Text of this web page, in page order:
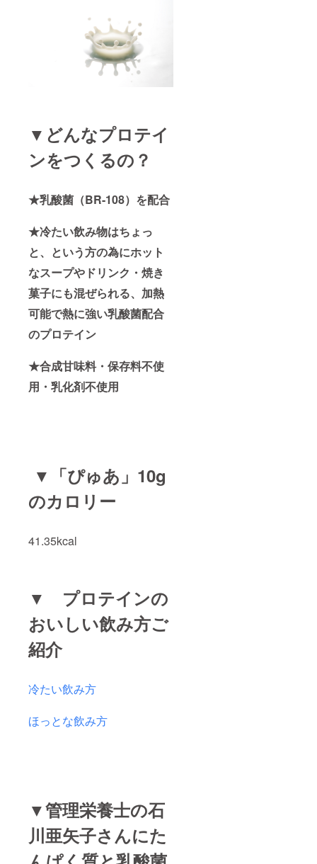
▼どんなプロテイ
ンをつくるの？
★乳酸菌（BR-108）を配合
★冷たい飲み物はちょっ
と、という方の為にホット
なスープやドリンク・焼き
菓子にも混ぜられる、加熱
可能で熱に強い乳酸菌配合
のプロテイン
★合成甘味料・保存料不使
用・乳化剤不使用
▼「ぴゅあ」10g
のカロリー
41.35kcal
▼ プロテインの
おいしい飲み方ご
紹介
冷たい飲み方
ほっとな飲み方
▼管理栄養士の石
川亜矢子さんにた